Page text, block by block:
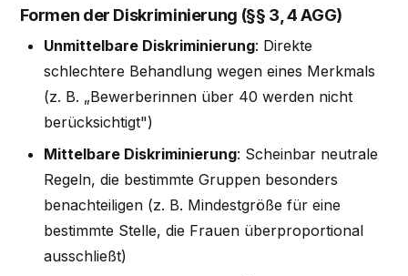
Formen der Diskriminierung (§§ 3, 4 AGG)
Unmittelbare Diskriminierung: Direkte
schlechtere Behandlung wegen eines Merkmals
(z. B. „Bewerberinnen über 40 werden nicht
berücksichtigt")
Mittelbare Diskriminierung: Scheinbar neutrale
Regeln, die bestimmte Gruppen besonders
benachteiligen (z. B. Mindestgröße für eine
bestimmte Stelle, die Frauen überproportional
ausschließt)